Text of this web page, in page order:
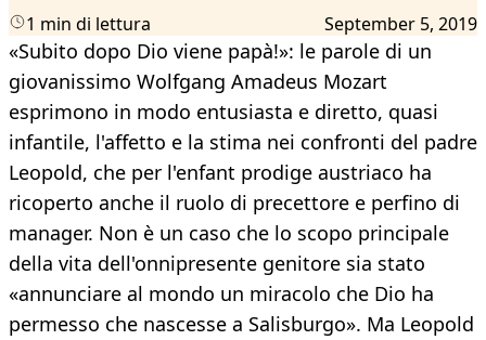
1 min di lettura September 5, 2019
«Subito dopo Dio viene papà!»: le parole di un
giovanissimo Wolfgang Amadeus Mozart
esprimono in modo entusiasta e diretto, quasi
infantile, l'affetto e la stima nei confronti del padre
Leopold, che per l'enfant prodige austriaco ha
ricoperto anche il ruolo di precettore e perfino di
manager. Non è un caso che lo scopo principale
della vita dell'onnipresente genitore sia stato
«annunciare al mondo un miracolo che Dio ha
permesso che nascesse a Salisburgo». Ma Leopold